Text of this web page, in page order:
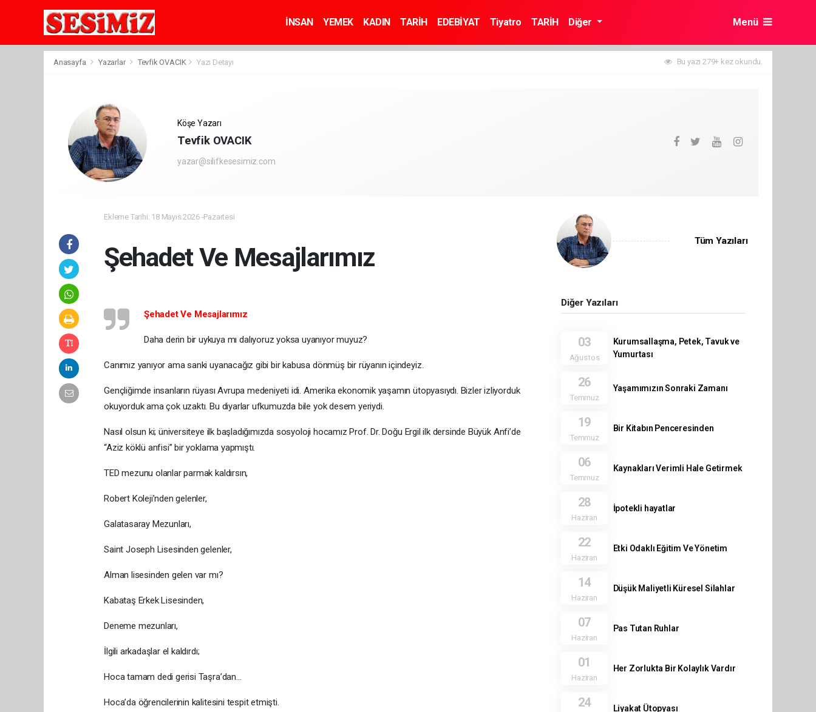
İNSAN YEMEK KADIN TARİH EDEBİYAT Tiyatro TARİH Diğer Menü
Anasayfa Yazarlar Tevfik OVACIK Yazı Detayı Bu yazı 279+ kez okundu.
Köşe Yazarı
Tevfik OVACIK
yazar@silifkesesimiz.com
Ekleme Tarihi: 18 Mayıs 2026 -Pazartesi
Şehadet Ve Mesajlarımız
Şehadet Ve Mesajlarımız
Daha derin bir uykuya mı dalıyoruz yoksa uyanıyor muyuz?
Canımız yanıyor ama sanki uyanacağız gibi bir kabusa dönmüş bir rüyanın içindeyiz.
Gençliğimde insanların rüyası Avrupa medeniyeti idi. Amerika ekonomik yaşamın ütopyasıydı. Bizler izliyorduk
okuyorduk ama çok uzaktı. Bu diyarlar ufkumuzda bile yok desem yeriydi.
Nasıl olsun ki; üniversiteye ilk başladığımızda sosyoloji hocamız Prof. Dr. Doğu Ergil ilk dersinde Büyük Anfi’de
“Aziz köklü anfisi” bir yoklama yapmıştı.
TED mezunu olanlar parmak kaldırsın,
Robert Koleji’nden gelenler,
Galatasaray Mezunları,
Saint Joseph Lisesinden gelenler,
Alman lisesinden gelen var mı?
Kabataş Erkek Lisesinden,
Deneme mezunları,
İlgili arkadaşlar el kaldırdı;
Hoca tamam dedi gerisi Taşra’dan…
Hoca’da öğrencilerinin kalitesini tespit etmişti.
Tüm Yazıları
Diğer Yazıları
03
Ağustos
Kurumsallaşma, Petek, Tavuk ve
Yumurtası
26
Temmuz
Yaşamımızın Sonraki Zamanı
19
Temmuz
Bir Kitabın Penceresinden
06
Temmuz
Kaynakları Verimli Hale Getirmek
28
Haziran
İpotekli hayatlar
22
Haziran
Etki Odaklı Eğitim Ve Yönetim
14
Haziran
Düşük Maliyetli Küresel Silahlar
07
Haziran
Pas Tutan Ruhlar
01
Haziran
Her Zorlukta Bir Kolaylık Vardır
24 Liyakat Ütopyası